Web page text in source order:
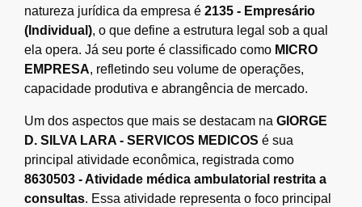
natureza jurídica da empresa é 2135 - Empresário
(Individual), o que define a estrutura legal sob a qual
ela opera. Já seu porte é classificado como MICRO
EMPRESA, refletindo seu volume de operações,
capacidade produtiva e abrangência de mercado.
Um dos aspectos que mais se destacam na GIORGE
D. SILVA LARA - SERVICOS MEDICOS é sua
principal atividade econômica, registrada como
8630503 - Atividade médica ambulatorial restrita a
consultas. Essa atividade representa o foco principal